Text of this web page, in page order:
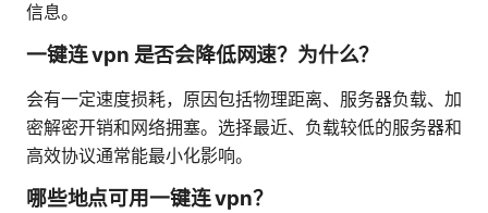
信息。
一键连 vpn 是否会降低网速？为什么？
会有一定速度损耗，原因包括物理距离、服务器负载、加
密解密开销和网络拥塞。选择最近、负载较低的服务器和
高效协议通常能最小化影响。
哪些地点可用一键连 vpn？